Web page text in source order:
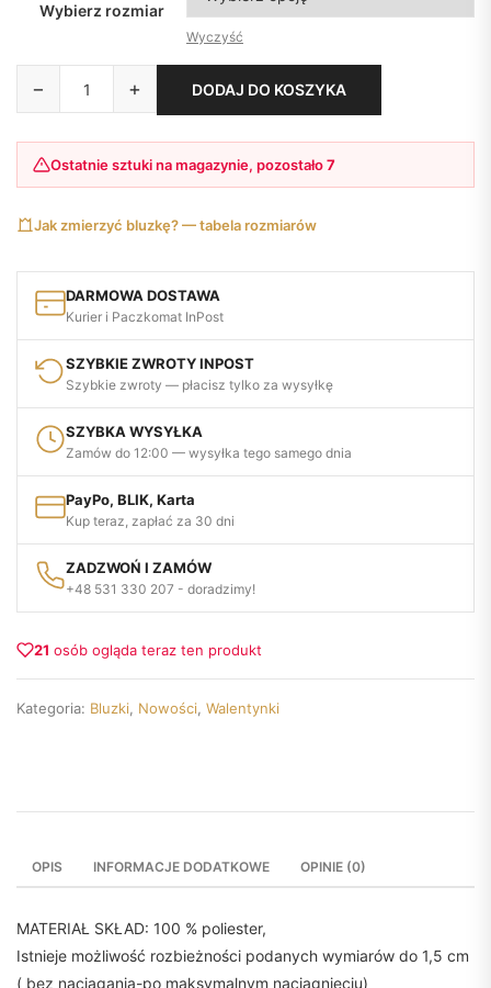
Wybierz rozmiar
Wyczyść
− + DODAJ DO KOSZYKA
Ostatnie sztuki na magazynie, pozostało7
Jak zmierzyć bluzkę? — tabela rozmiarów
DARMOWA DOSTAWA
Kurier i Paczkomat InPost
SZYBKIE ZWROTY INPOST
Szybkie zwroty — płacisz tylko za wysyłkę
SZYBKA WYSYŁKA
Zamów do 12:00 — wysyłka tego samego dnia
PayPo, BLIK, Karta
Kup teraz, zapłać za 30 dni
ZADZWOŃ I ZAMÓW
+48 531 330 207 - doradzimy!
21 osób ogląda teraz ten produkt
Kategoria: Bluzki, Nowości, Walentynki
OPIS INFORMACJE DODATKOWE OPINIE (0)
MATERIAŁ SKŁAD: 100 % poliester,
Istnieje możliwość rozbieżności podanych wymiarów do 1,5 cm
( bez naciągania-po maksymalnym naciągnięciu)